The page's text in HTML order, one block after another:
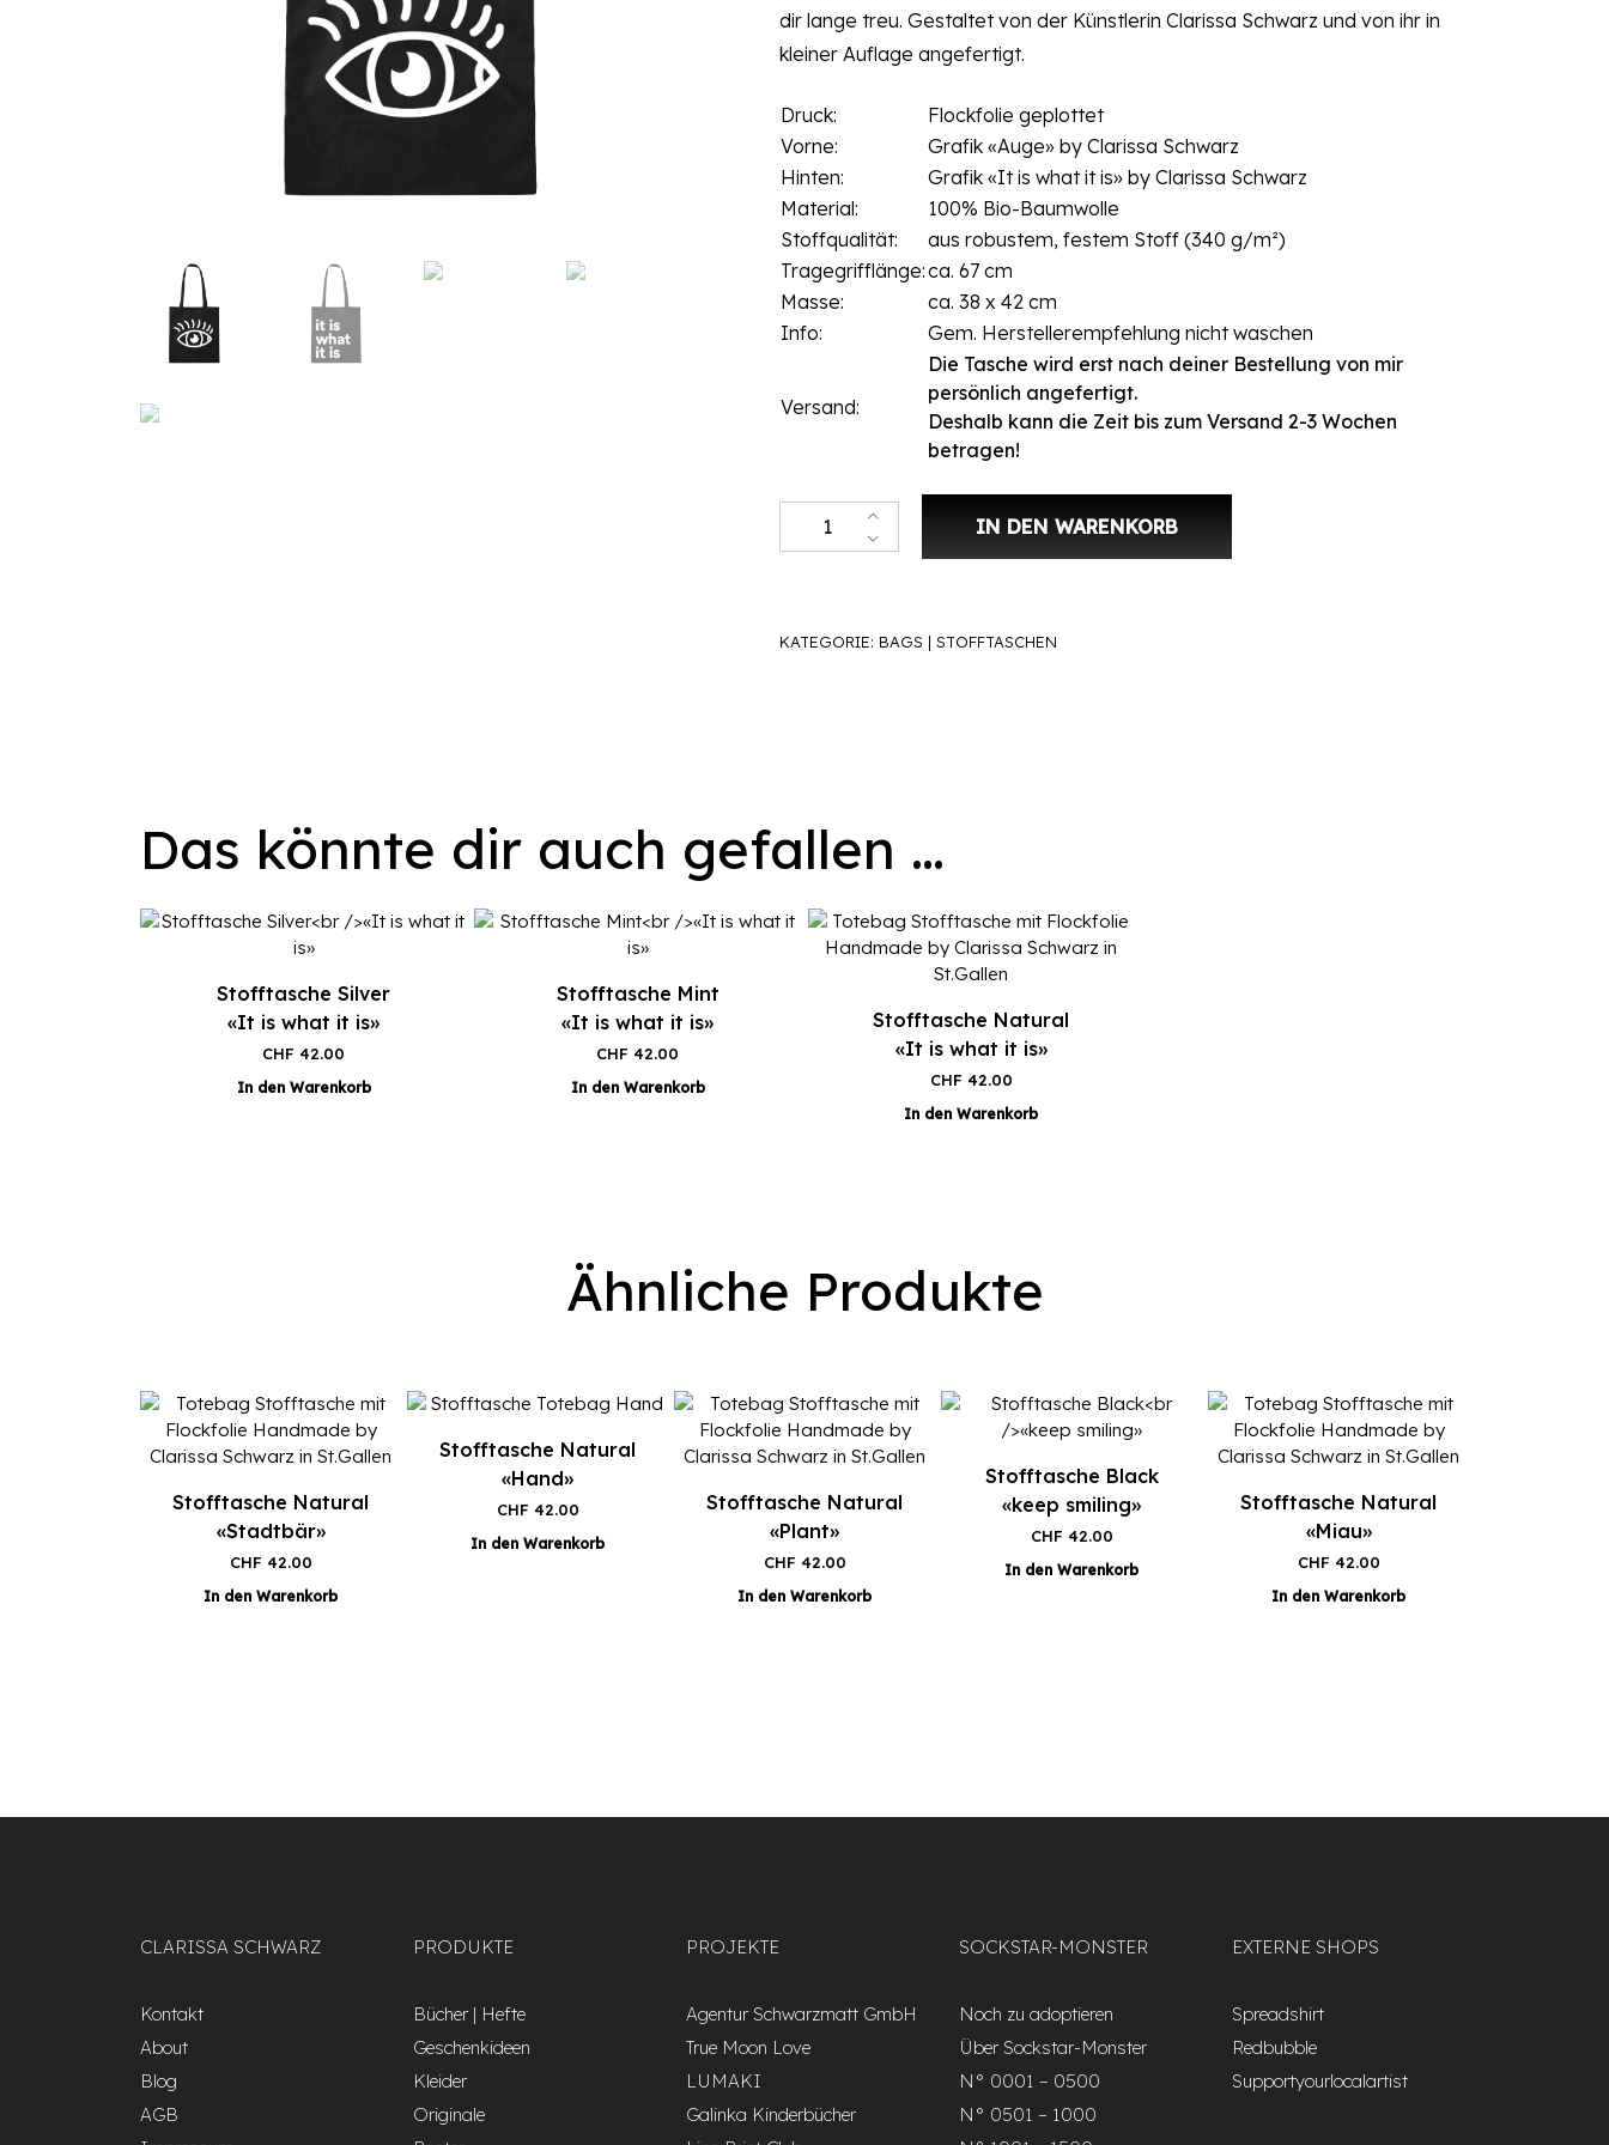
dir lange treu. Gestaltet von der Künstlerin Clarissa Schwarz und von ihr in
kleiner Auflage angefertigt.
Druck:
Flockfolie geplottet
Vorne:
Grafik «Auge» by Clarissa Schwarz
Hinten:
Grafik «It is what it is» by Clarissa Schwarz
Material:
100% Bio-Baumwolle
Stoffqualität:
aus robustem, festem Stoff (340 g/m²)
Tragegrifflänge:ca. 67 cm
Masse:
ca. 38 x 42 cm
Info:
Gem. Herstellerempfehlung nicht waschen
Versand:
Die Tasche wird erst nach deiner Bestellung von mir
persönlich angefertigt.
Deshalb kann die Zeit bis zum Versand 2-3 Wochen
betragen!
Stofftasche Black«It is what it is» Menge
IN DEN WARENKORB
KATEGORIE: BAGS | STOFFTASCHEN
Das könnte dir auch gefallen …
Stofftasche Silver
«It is what it is»
CHF 42.00
In den Warenkorb
Stofftasche Mint
«It is what it is»
CHF 42.00
In den Warenkorb
Stofftasche Natural
«It is what it is»
CHF 42.00
In den Warenkorb
Ähnliche Produkte
Stofftasche Natural
«Stadtbär»
CHF 42.00
In den Warenkorb
Stofftasche Natural
«Hand»
CHF 42.00
In den Warenkorb
Stofftasche Natural
«Plant»
CHF 42.00
In den Warenkorb
Stofftasche Black
«keep smiling»
CHF 42.00
In den Warenkorb
Stofftasche Natural
«Miau»
CHF 42.00
In den Warenkorb
CLARISSA SCHWARZ
Kontakt
About
Blog
AGB
PRODUKTE
Bücher | Hefte
Geschenkideen
Kleider
Originale
PROJEKTE
Agentur Schwarzmatt GmbH
True Moon Love
LUMAKI
Galinka Kinderbücher
SOCKSTAR-MONSTER
Noch zu adoptieren
Über Sockstar-Monster
N° 0001 – 0500
N° 0501 – 1000
EXTERNE SHOPS
Spreadshirt
Redbubble
Supportyourlocalartist